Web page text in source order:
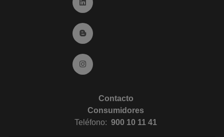
Ir a Linkedin (abre en ventana nueva)
Ir al Blog (abre en ventana nueva)
Ir a Instagram (abre en ventana nueva)
Contacto
Consumidores
Teléfono: 900 10 11 41